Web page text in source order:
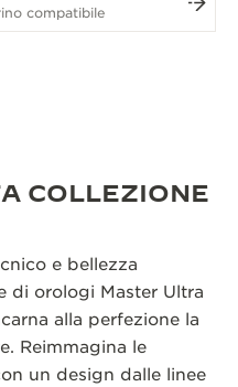
COLLEZIONE
e bellezza
di orologi Master Ultra
alla perfezione la
Reimmagina le
un design dalle linee